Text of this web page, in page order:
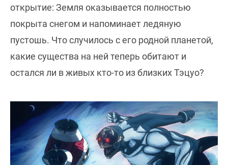
открытие: Земля оказывается полностью
покрыта снегом и напоминает ледяную
пустошь. Что случилось с его родной планетой,
какие существа на ней теперь обитают и
остался ли в живых кто-то из близких Тэцуо?